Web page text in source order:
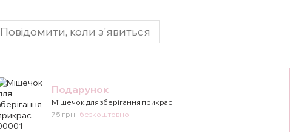
Повідомити, коли з'явиться
Подарунок
Мішечок для зберігання прикрас
75 грн безкоштовно